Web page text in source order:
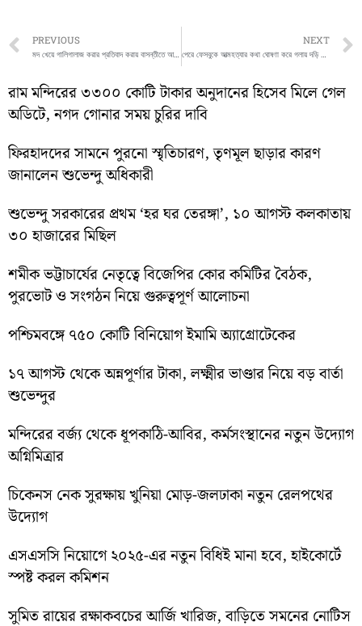
Prev
PREVIOUS
মদ খেয়ে গালিগালাজ করার প্রতিবাদ করায় বাসন্তীতে আক্রান্ত তিন
NEXT
পেরে ফেসবুকে আত্মহত্যার কথা ঘোষণা করে গলায় দড়ি দিয়ে আত্মহত্যা করল এক যুবক
রাম মন্দিরের ৩৩০০ কোটি টাকার অনুদানের হিসেব মিলে গেল
অডিটে, নগদ গোনার সময় চুরির দাবি
ফিরহাদদের সামনে পুরনো স্মৃতিচারণ, তৃণমূল ছাড়ার কারণ
জানালেন শুভেন্দু অধিকারী
শুভেন্দু সরকারের প্রথম ‘হর ঘর তেরঙ্গা’, ১০ আগস্ট কলকাতায়
৩০ হাজারের মিছিল
শমীক ভট্টাচার্যের নেতৃত্বে বিজেপির কোর কমিটির বৈঠক,
পুরভোট ও সংগঠন নিয়ে গুরুত্বপূর্ণ আলোচনা
পশ্চিমবঙ্গে ৭৫০ কোটি বিনিয়োগ ইমামি অ্যাগ্রোটেকের
১৭ আগস্ট থেকে অন্নপূর্ণার টাকা, লক্ষ্মীর ভাণ্ডার নিয়ে বড় বার্তা
শুভেন্দুর
মন্দিরের বর্জ্য থেকে ধূপকাঠি-আবির, কর্মসংস্থানের নতুন উদ্যোগ
অগ্নিমিত্রার
চিকেনস নেক সুরক্ষায় খুনিয়া মোড়-জলঢাকা নতুন রেলপথের
উদ্যোগ
এসএসসি নিয়োগে ২০২৫-এর নতুন বিধিই মানা হবে, হাইকোর্টে
স্পষ্ট করল কমিশন
সুমিত রায়ের রক্ষাকবচের আর্জি খারিজ, বাড়িতে সমনের নোটিস